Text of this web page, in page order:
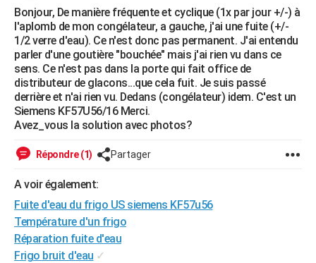
Essais
Réserver un essai
Citadines
Berlines
SUV
Forum auto
+HIGH-TECH
Mobiles
Meilleur smartphone
Internet
Ordinateurs
Jeux vidéo
Guide high-tech
BRICOLAGE
Forum
Aménagement intérieur
Extérieur
Cuisine
Salle de bains
Jardinage
Rangement
WEEK-END
Guides de France
Escapades
Patrimoine
Expositions
Musées
Week-end nature
+LIFESTYLE
Art de vivre
Bien-être
Loisirs
Modes de vie
Alimentation
Guide de la santé
Maladies
Médicaments
Sommeil
Destinations
City break
Voyage nature
Voyage de noces
Forum
Climat
+
GUIDES D'ACHAT
BONS PLANS
Bonjour, De manière fréquente et cyclique (1x par jour +/-) à
l'aplomb de mon congélateur, a gauche, j'ai une fuite (+/-
1/2 verre d'eau). Ce n'est donc pas permanent. J'ai entendu
parler d'une goutière "bouchée" mais j'ai rien vu dans ce
sens. Ce n'est pas dans la porte qui fait office de
distributeur de glacons...que cela fuit. Je suis passé
derrière et n'ai rien vu. Dedans (congélateur) idem. C'est un
Siemens KF57U56/16 Merci.
Avez_vous la solution avec photos?
Répondre (1) Partager
A voir également:
Fuite d'eau du frigo US siemens KF57u56
Température d'un frigo
Réparation fuite d'eau
Frigo bruit d'eau ✓